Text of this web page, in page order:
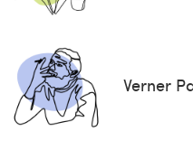
Verner